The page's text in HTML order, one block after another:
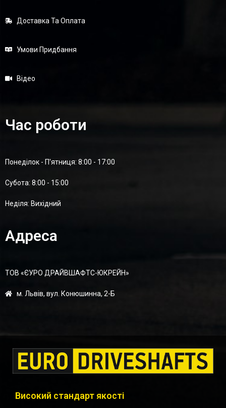
Доставка Та Оплата
Умови Придбання
Відео
Час роботи
Понеділок - П'ятниця: 8:00 - 17:00
Суботa: 8:00 - 15:00
Неділя: Вихідний
Адреса
ТОВ «ЄУРО ДРАЙВШАФТC-ЮКРЕЙН»
м. Львів, вул. Конюшинна, 2-Б
Високий стандарт якості